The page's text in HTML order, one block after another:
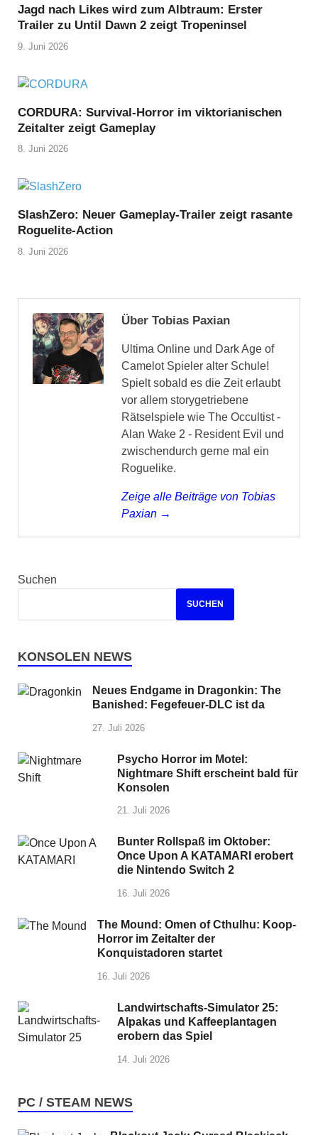
Jagd nach Likes wird zum Albtraum: Erster
Trailer zu Until Dawn 2 zeigt Tropeninsel
9. Juni 2026
CORDURA: Survival-Horror im viktorianischen
Zeitalter zeigt Gameplay
8. Juni 2026
SlashZero: Neuer Gameplay-Trailer zeigt rasante
Roguelite-Action
8. Juni 2026
Über Tobias Paxian
Ultima Online und Dark Age of
Camelot Spieler alter Schule!
Spielt sobald es die Zeit erlaubt
vor allem storygetriebene
Rätselspiele wie The Occultist -
Alan Wake 2 - Resident Evil und
zwischendurch gerne mal ein
Roguelike.
Zeige alle Beiträge von Tobias
Paxian →
Suchen
SUCHEN
KONSOLEN NEWS
Neues Endgame in Dragonkin: The
Banished: Fegefeuer-DLC ist da
27. Juli 2026
Psycho Horror im Motel:
Nightmare Shift erscheint bald für
Konsolen
21. Juli 2026
Bunter Rollspaß im Oktober:
Once Upon A KATAMARI erobert
die Nintendo Switch 2
16. Juli 2026
The Mound: Omen of Cthulhu: Koop-
Horror im Zeitalter der
Konquistadoren startet
16. Juli 2026
Landwirtschafts-Simulator 25:
Alpakas und Kaffeeplantagen
erobern das Spiel
14. Juli 2026
PC / STEAM NEWS